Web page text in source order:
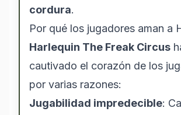
cordura.
Por qué los jugadores aman a
Harlequin The Freak Circus
cautivado el corazón de los
por varias razones:
Jugabilidad impredecible: